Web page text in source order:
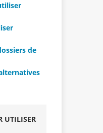
de
UTILISER